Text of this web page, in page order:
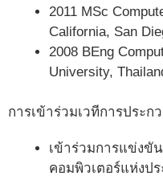
2011 MSc
California, San
2008 BEng
University,
การเข้าร่วมเวทีการประ
เข้าร่วมการแข่งขั
คอมพิวเตอร์แห่งปร